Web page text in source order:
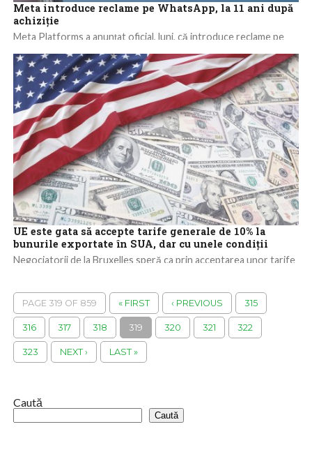
Meta introduce reclame pe WhatsApp, la 11 ani după
achiziţie
Meta Platforms a anunţat oficial, luni, că introduce reclame pe
pentru 19...
UE este gata să accepte tarife generale de 10% la
bunurile exportate în SUA, dar cu unele condiții
Negociatorii de la Bruxelles speră ca prin acceptarea unor tarife
PAGE 319 OF 859 « FIRST ‹ PREVIOUS 315
316 317 318 319 320 321 322
323 NEXT › LAST »
Caută
Caută